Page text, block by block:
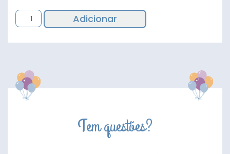
Quantidade
de
Latex
Adicionar
Tem questões?